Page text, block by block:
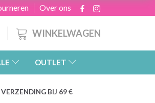
Over ons
WINKELWAGEN
OUTLET
VERZENDING BIJ 69 €